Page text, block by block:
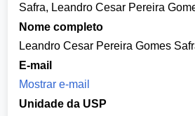
Safra, Leandro Cesar Pereira
Nome completo
Leandro Cesar Pereira Gomes
E-mail
Mostrar e-mail
Unidade da USP